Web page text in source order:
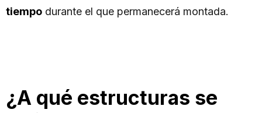
tiempo durante el que permanecerá montada.
¿A qué estructuras se